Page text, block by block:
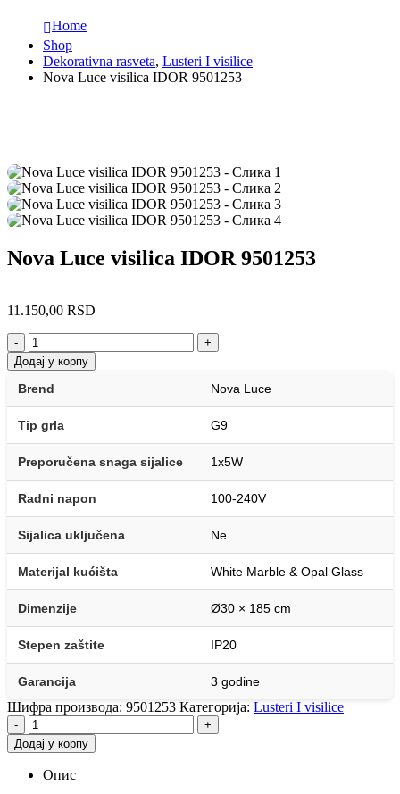
Home
Shop
Dekorativna rasveta, Lusteri I visilice
Nova Luce visilica IDOR 9501253
Nova Luce visilica IDOR 9501253
11.150,00 RSD
-
+
Додај у корпу
Brend Nova Luce
Tip grla G9
Preporučena snaga sijalice 1x5W
Radni napon 100-240V
Sijalica uključena Ne
Materijal kućišta White Marble & Opal Glass
Dimenzije Ø30 × 185 cm
Stepen zaštite IP20
Garancija 3 godine
Шифра производа: 9501253 Категорија: Lusteri I visilice
-
+
Додај у корпу
Опис